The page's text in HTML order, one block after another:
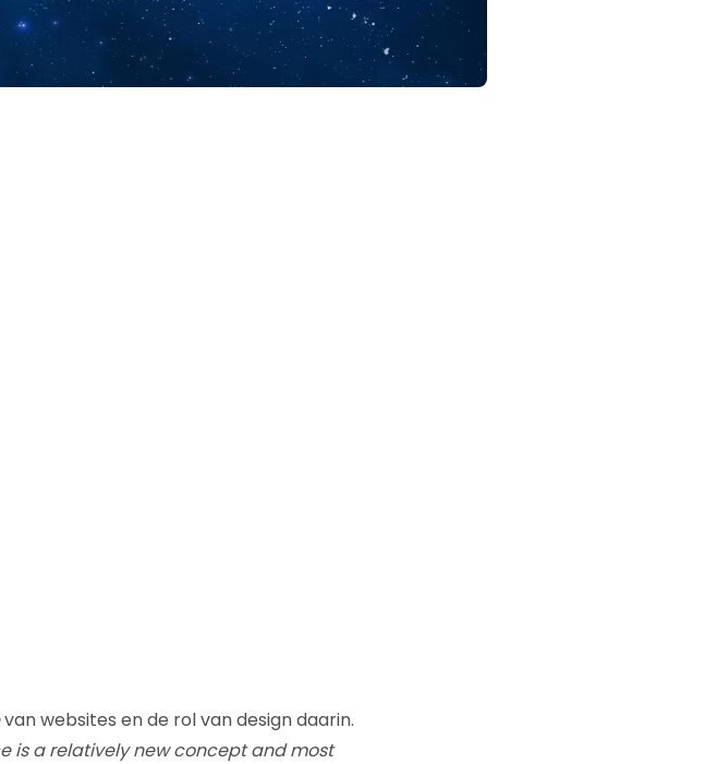
van websites en de rol van design daarin.
is a relatively new concept and most